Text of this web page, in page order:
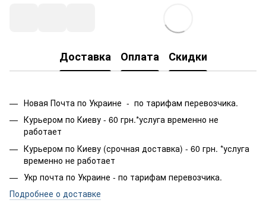
Доставка Оплата Скидки
Новая Почта по Украине - по тарифам перевозчика.
Курьером по Киеву - 60 грн.*услуга временно не
работает
Курьером по Киеву (срочная доставка) - 60 грн. *услуга
временно не работает
Укр почта по Украине - по тарифам перевозчика.
Подробнее о доставке